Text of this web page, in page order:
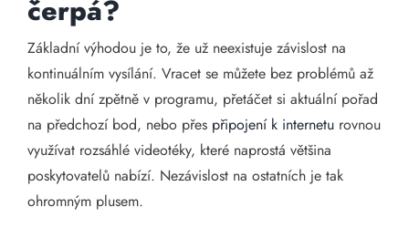
čerpá?
Základní výhodou je to, že už neexistuje závislost na
kontinuálním vysílání. Vracet se můžete bez problémů až
několik dní zpětně v programu, přetáčet si aktuální pořad
na předchozí bod, nebo přes připojení k internetu rovnou
využívat rozsáhlé videotéky, které naprostá většina
poskytovatelů nabízí. Nezávislost na ostatních je tak
ohromným plusem.